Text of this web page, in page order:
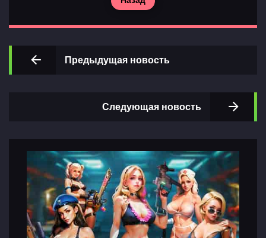
Главная
Разделы
Назад
Предыдущая новость
Следующая новость